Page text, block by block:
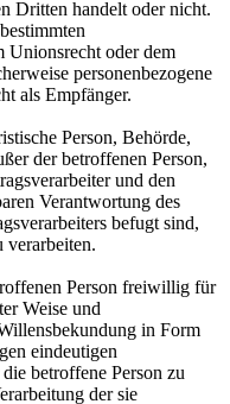
Dritten handelt oder nicht.
Unionsrecht oder dem
personenbezogene
als Empfänger.
Person, Behörde,
der betroffenen Person,
und den
Verantwortung des
befugt sind,
verarbeiten.
Person freiwillig für
Weise und
in Form
eindeutigen
betroffene Person zu
der sie